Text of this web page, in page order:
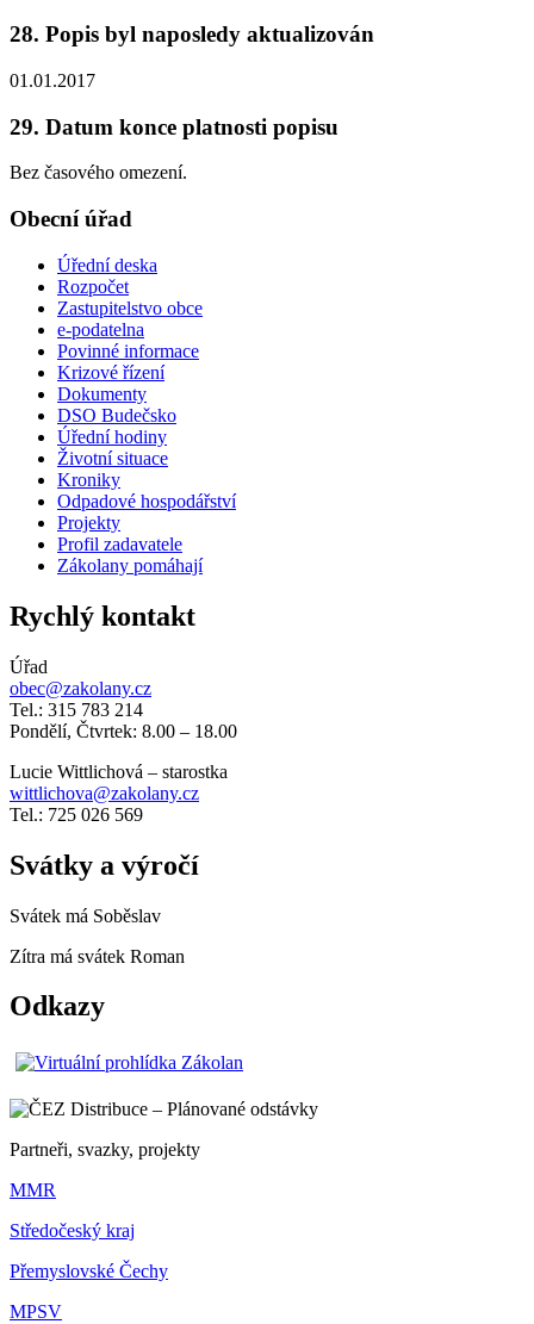
28. Popis byl naposledy aktualizován
01.01.2017
29. Datum konce platnosti popisu
Bez časového omezení.
Obecní úřad
Úřední deska
Rozpočet
Zastupitelstvo obce
e-podatelna
Povinné informace
Krizové řízení
Dokumenty
DSO Budečsko
Úřední hodiny
Životní situace
Kroniky
Odpadové hospodářství
Projekty
Profil zadavatele
Zákolany pomáhají
Rychlý kontakt
Úřad
obec@zakolany.cz
Tel.: 315 783 214
Pondělí, Čtvrtek: 8.00 – 18.00
Lucie Wittlichová – starostka
wittlichova@zakolany.cz
Tel.: 725 026 569
Svátky a výročí
Svátek má Soběslav
Zítra má svátek Roman
Odkazy
Partneři, svazky, projekty
MMR
Středočeský kraj
Přemyslovské Čechy
MPSV